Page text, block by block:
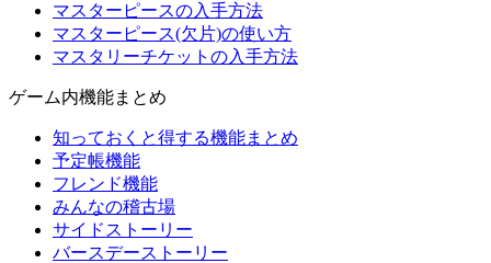
マスターピースの入手方法
マスターピース(欠片)の使い方
マスタリーチケットの入手方法
ゲーム内機能まとめ
知っておくと得する機能まとめ
予定帳機能
フレンド機能
みんなの稽古場
サイドストーリー
バースデーストーリー